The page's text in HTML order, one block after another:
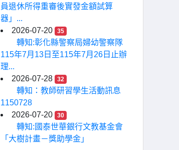
員退休所得重審後實發金額試算
器」...
2026-07-20
35
轉知:彰化縣警察局婦幼警察隊
115年7月13日至115年7月26日止辦
理...
2026-07-28
32
轉知：教師研習學生活動訊息
1150728
2026-07-20
30
轉知:國泰世華銀行文教基金會
「大樹計畫－獎助學金」